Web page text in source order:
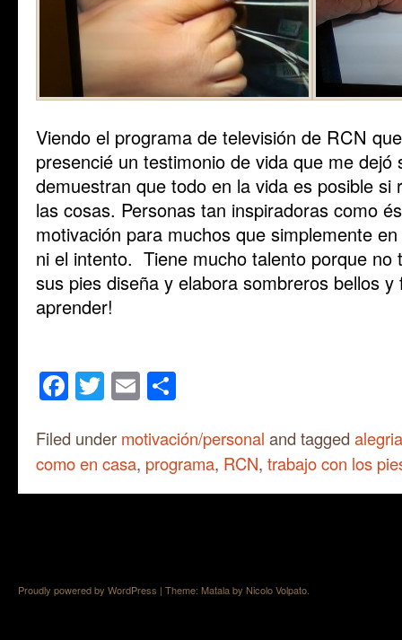
Viendo el programa de televisión de RCN
presencié un testimonio de vida que me dejó
demuestran que todo en la vida es posible si
las cosas. Personas tan inspiradoras como
motivación para muchos que simplemente
ni el intento. Tiene mucho talento porque no
sus pies diseña y elabora sombreros bellos
aprender!
Facebook
Twitter
Email
Filed under motivación/personal and tagged alegria
como en casa, programa, RCN, trabajo con los
Proudly powered by WordPress | Theme: Matala by Nicolo Volpato.